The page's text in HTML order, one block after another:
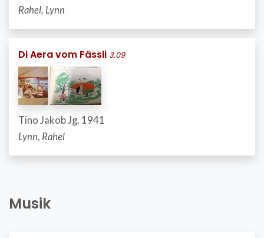
Rahel, Lynn
Di Aera vom Fässli 3.09
Tino Jakob Jg. 1941
Lynn, Rahel
Musik